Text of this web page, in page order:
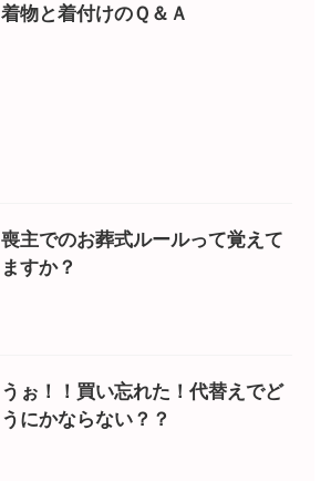
着物と着付けのＱ＆Ａ
喪主でのお葬式ルールって覚えて
ますか？
うぉ！！買い忘れた！代替えでど
うにかならない？？